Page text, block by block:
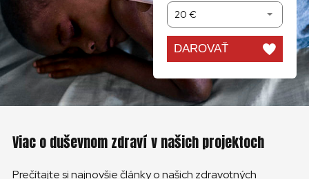
20 €
DAROVAŤ
Viac o duševnom zdraví v našich projektoch
Prečítajte si najnovšie články o našich zdravotných